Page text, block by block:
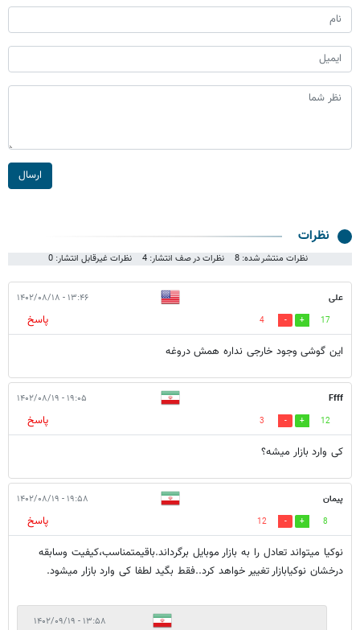
ارسال
نظرات
نظرات منتشر شده: 8 نظرات در صف انتشار: 4 نظرات غیرقابل انتشار: 0
علی ۱۳:۴۶ - ۱۴۰۲/۰۸/۱۸
17
4
پاسخ
این گوشی وجود خارجی نداره همش دروغه
Ffff ۱۹:۰۵ - ۱۴۰۲/۰۸/۱۹
12
3
پاسخ
کی وارد بازار میشه؟
پیمان ۱۹:۵۸ - ۱۴۰۲/۰۸/۱۹
8
12
پاسخ
نوکیا میتواند تعادل را به بازار موبایل برگرداند.باقیمتمناسب،کیفیت وسابقه
درخشان نوکیابازار تغییر خواهد کرد..فقط بگید لطفا کی وارد بازار میشود.
۱۳:۵۸ - ۱۴۰۲/۰۹/۱۹